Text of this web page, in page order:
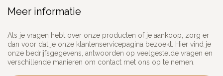
Meer informatie
Als je vragen hebt over onze producten of je aankoop, zorg er
dan voor dat je onze klantenservicepagina bezoekt. Hier vind je
onze bedrijfsgegevens, antwoorden op veelgestelde vragen en
verschillende manieren om contact met ons op te nemen.